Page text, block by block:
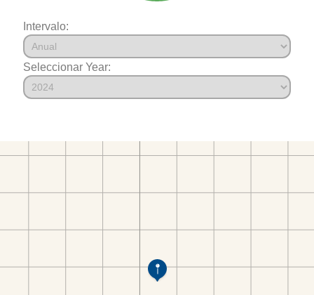
Intervalo:
Seleccionar Year: